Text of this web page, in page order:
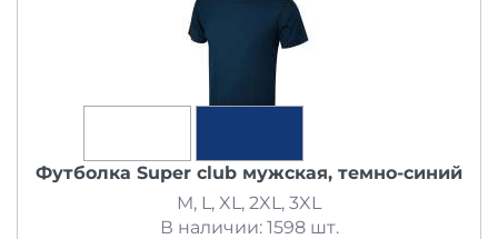
Футболка Super club мужская, темно-синий
M, L, XL, 2XL, 3XL
В наличии: 1598 шт.